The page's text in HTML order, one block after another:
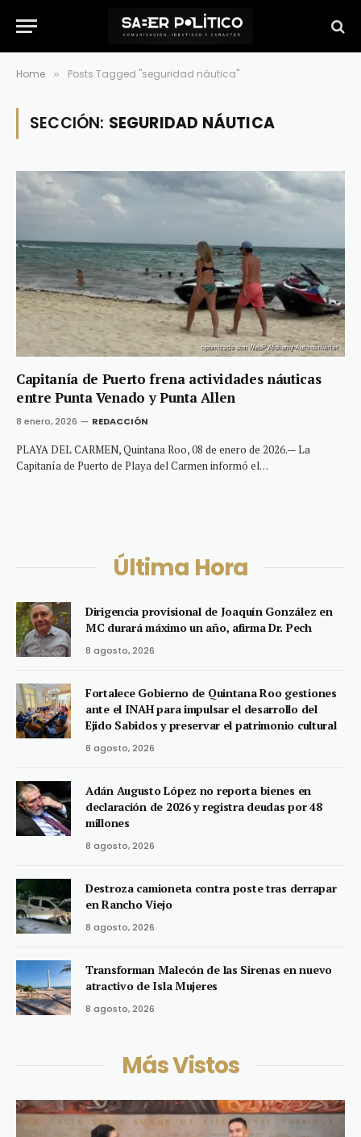
Home » Posts Tagged "seguridad náutica"
SECCIÓN: SEGURIDAD NÁUTICA
Capitanía de Puerto frena actividades náuticas
entre Punta Venado y Punta Allen
8 enero, 2026 REDACCIÓN
PLAYA DEL CARMEN, Quintana Roo, 08 de enero de 2026.— La
Capitanía de Puerto de Playa del Carmen informó el…
Última Hora
Dirigencia provisional de Joaquín González en
MC durará máximo un año, afirma Dr. Pech
8 agosto, 2026
Fortalece Gobierno de Quintana Roo gestiones
ante el INAH para impulsar el desarrollo del
Ejido Sabidos y preservar el patrimonio cultural
8 agosto, 2026
Adán Augusto López no reporta bienes en
declaración de 2026 y registra deudas por 48
millones
8 agosto, 2026
Destroza camioneta contra poste tras derrapar
en Rancho Viejo
8 agosto, 2026
Transforman Malecón de las Sirenas en nuevo
atractivo de Isla Mujeres
8 agosto, 2026
Más Vistos